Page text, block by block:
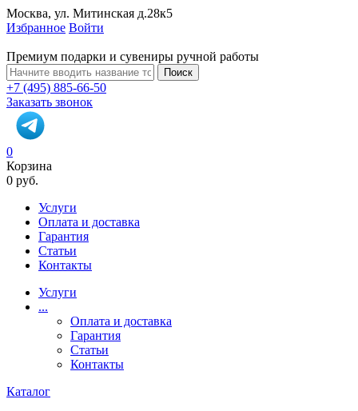
Москва, ул. Митинская д.28к5
Избранное Войти
Премиум подарки и сувениры ручной работы
Поиск
+7 (495) 885-66-50
Заказать звонок
0
Корзина
0 руб.
Услуги
Оплата и доставка
Гарантия
Статьи
Контакты
Услуги
...
Оплата и доставка
Гарантия
Статьи
Контакты
Каталог